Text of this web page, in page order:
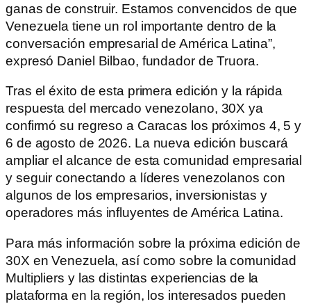
ganas de construir. Estamos convencidos de que
Venezuela tiene un rol importante dentro de la
conversación empresarial de América Latina”,
expresó Daniel Bilbao, fundador de Truora.
Tras el éxito de esta primera edición y la rápida
respuesta del mercado venezolano, 30X ya
confirmó su regreso a Caracas los próximos 4, 5 y
6 de agosto de 2026. La nueva edición buscará
ampliar el alcance de esta comunidad empresarial
y seguir conectando a líderes venezolanos con
algunos de los empresarios, inversionistas y
operadores más influyentes de América Latina.
Para más información sobre la próxima edición de
30X en Venezuela, así como sobre la comunidad
Multipliers y las distintas experiencias de la
plataforma en la región, los interesados pueden